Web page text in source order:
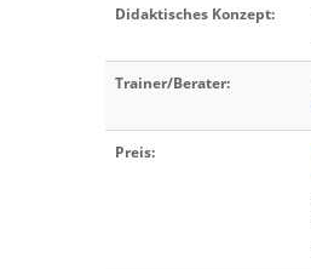
Didaktisches Konzept:
Trainer/Berater:
Preis: